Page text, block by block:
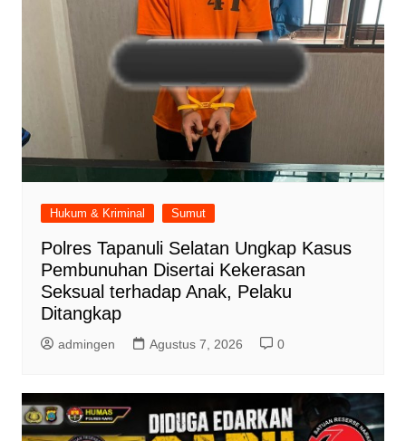
Hukum & Kriminal Sumut
Polres Tapanuli Selatan Ungkap Kasus
Pembunuhan Disertai Kekerasan
Seksual terhadap Anak, Pelaku
Ditangkap
admingen Agustus 7, 2026 0